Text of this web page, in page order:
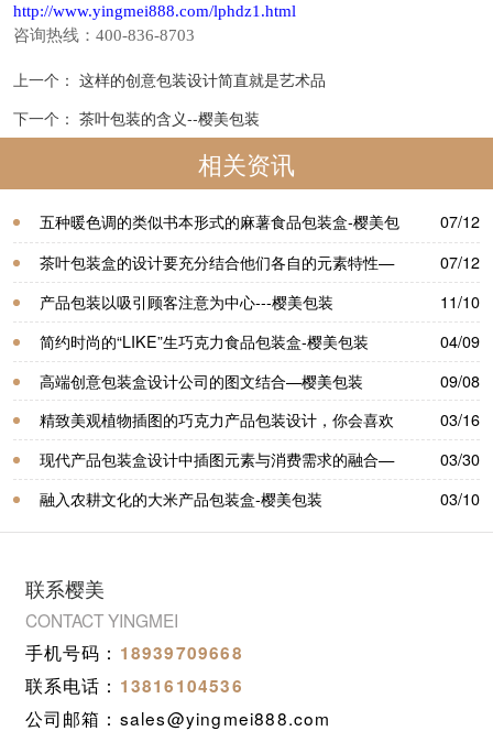
http://www.yingmei888.com/lphdz1.html
咨询热线：400-836-8703
上一个： 这样的创意包装设计简直就是艺术品
下一个： 茶叶包装的含义--樱美包装
相关资讯
五种暖色调的类似书本形式的麻薯食品包装盒-樱美包
装
07/12
茶叶包装盒的设计要充分结合他们各自的元素特性—
樱美包装
07/12
产品包装以吸引顾客注意为中心---樱美包装
11/10
简约时尚的“LIKE”生巧克力食品包装盒-樱美包装
04/09
高端创意包装盒设计公司的图文结合—樱美包装
09/08
精致美观植物插图的巧克力产品包装设计，你会喜欢
吗—樱美包装
03/16
现代产品包装盒设计中插图元素与消费需求的融合—
樱美包装
03/30
融入农耕文化的大米产品包装盒-樱美包装
03/10
联系樱美
CONTACT YINGMEI
手机号码： 18939709668
联系电话： 13816104536
公司邮箱：sales@yingmei888.com